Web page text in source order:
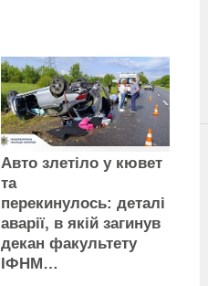
Авто злетіло у кювет
та
перекинулось: деталі
аварії, в якій загинув
декан факультету
ІФНМ…